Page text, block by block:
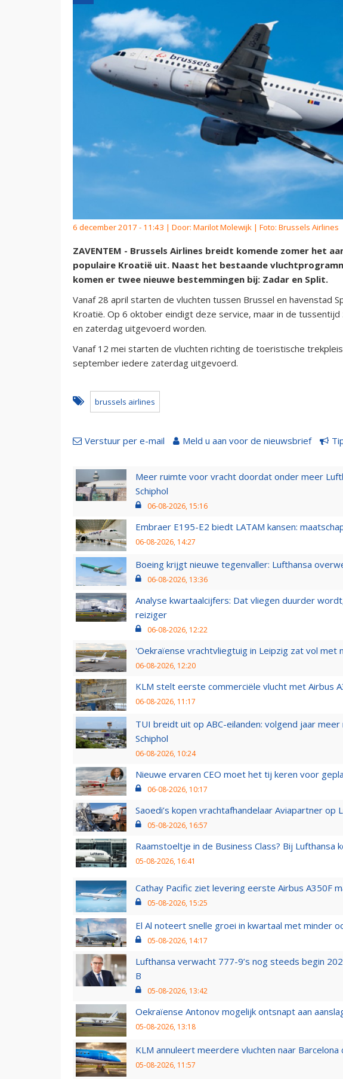
6 december 2017 - 11:43 | Door: Marilot Molewijk | Foto: Brussels Airlines
ZAVENTEM - Brussels Airlines breidt komende zomer het
populaire Kroatië uit. Naast het bestaande
komen er twee nieuwe bestemmingen bij: Zadar en Split.
Vanaf 28 april starten de vluchten tussen Brussel en havenstad
Kroatië. Op 6 oktober eindigt deze service, maar in de
en zaterdag uitgevoerd worden.
Vanaf 12 mei starten de vluchten richting de toeristische
september iedere zaterdag uitgevoerd.
brussels airlines
Verstuur per e-mail Meld u aan voor de nieuwsbrief
Meer ruimte voor vracht doordat onder meer
Schiphol
06-08-2026, 15:16
Embraer E195-E2 biedt LATAM kansen:
06-08-2026, 14:27
Boeing krijgt nieuwe tegenvaller: Lufthansa
06-08-2026, 13:36
Analyse kwartaalcijfers: Dat vliegen duurder
reiziger
06-08-2026, 12:22
'Oekraïense vrachtvliegtuig in Leipzig zat vol met
06-08-2026, 12:20
KLM stelt eerste commerciële vlucht met Airbus
06-08-2026, 11:17
TUI breidt uit op ABC-eilanden: volgend jaar
Schiphol
06-08-2026, 10:24
Nieuwe ervaren CEO moet het tij keren voor
06-08-2026, 10:17
Saoedi’s kopen vrachtafhandelaar Aviapartner op
05-08-2026, 16:57
Raamstoeltje in de Business Class? Bij Lufthansa
05-08-2026, 16:41
Cathay Pacific ziet levering eerste Airbus A350F
05-08-2026, 15:25
El Al noteert snelle groei in kwartaal met minder
05-08-2026, 14:17
Lufthansa verwacht 777-9’s nog steeds begin
B
05-08-2026, 13:42
Oekraïense Antonov mogelijk ontsnapt aan
05-08-2026, 13:18
KLM annuleert meerdere vluchten naar Barcelona
05-08-2026, 11:57